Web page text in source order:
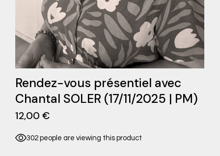
Rendez-vous présentiel avec
Chantal SOLER (17/11/2025 | PM)
12,00€
302 people are viewing this product